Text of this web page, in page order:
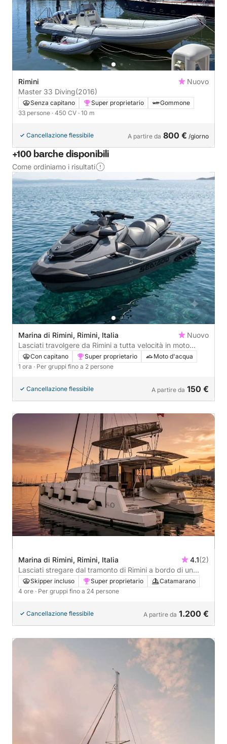
Rimini
Nuovo
Master 33 Diving(2016)
Senza capitano Super proprietario
Gommone
33 persone · 450 CV · 10 m
Cancellazione flessibile A partire da 800 € /giorno
+100 barche disponibili
Come ordiniamo i risultati
Marina di Rimini, Rimini, Italia
Nuovo
Lasciati travolgere da Rimini a tutta velocità in moto
d'acqua
Con capitano Super proprietario
Moto d'acqua
1 ora · Per gruppi fino a 2 persone
Cancellazione flessibile A partire da 150 €
Marina di Rimini, Rimini, Italia 4.1(2)
Lasciati stregare dal tramonto di Rimini a bordo di un
catamarano
Skipper incluso Super proprietario
Catamarano
4 ore · Per gruppi fino a 24 persone
Cancellazione flessibile A partire da 1.200 €